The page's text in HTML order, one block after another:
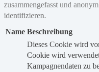
zusammengefasst und
identifizieren.
Name Beschreibung
Dieses Cookie wird
Cookie wird
Kampagnendaten zu